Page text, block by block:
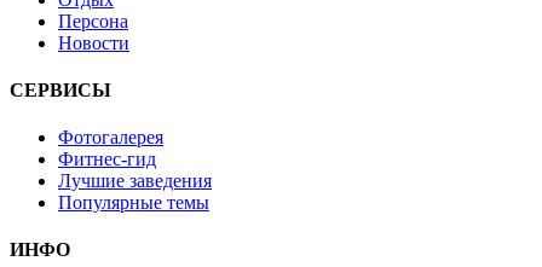
Персона
Новости
СЕРВИСЫ
Фотогалерея
Фитнес-гид
Лучшие заведения
Популярные темы
ИНФО